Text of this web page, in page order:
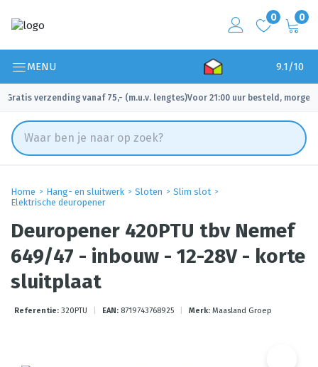
0 0
MENU 9.1/10
Gratis verzending vanaf 75,- (m.u.v. lengtes)
✓ Voor 21:00 uur besteld, morgen
Home Hang- en sluitwerk Sloten
Slim slot
Elektrische deuropener
Deuropener 420PTU tbv Nemef
649/47 - inbouw - 12-28V - korte
sluitplaat
Referentie: 320PTU EAN: 8719743768925 Merk: Maasland Groep